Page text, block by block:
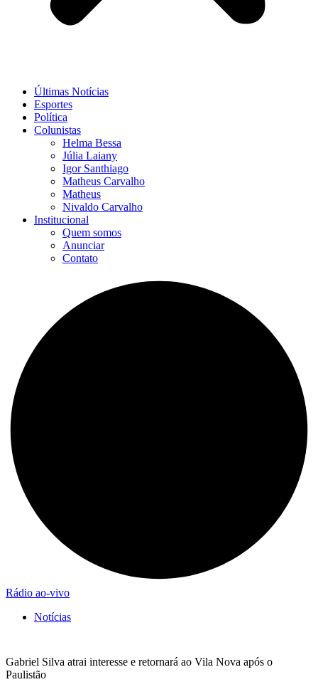
Últimas Notícias
Esportes
Política
Colunistas
Helma Bessa
Júlia Laiany
Igor Santhiago
Matheus Carvalho
Matheus
Nivaldo Carvalho
Institucional
Quem somos
Anunciar
Contato
Rádio ao-vivo
Notícias
Gabriel Silva atrai interesse e retornará ao Vila Nova após o
Paulistão